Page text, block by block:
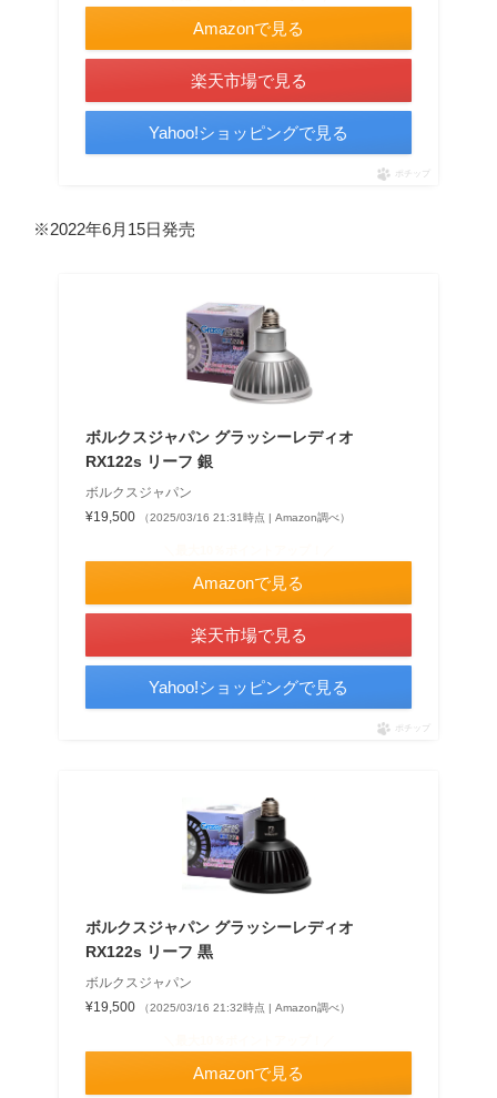
Amazonで見る
楽天市場で見る
Yahoo!ショッピングで見る
ポチップ
※2022年6月15日発売
ボルクスジャパン グラッシーレディオ
RX122s リーフ 銀
ボルクスジャパン
¥19,500
（2025/03/16 21:31時点 | Amazon調べ）
Amazonで見る
楽天市場で見る
Yahoo!ショッピングで見る
ポチップ
ボルクスジャパン グラッシーレディオ
RX122s リーフ 黒
ボルクスジャパン
¥19,500
（2025/03/16 21:32時点 | Amazon調べ）
Amazonで見る